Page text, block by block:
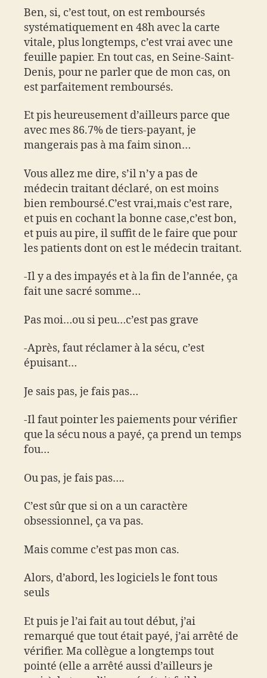
Ben, si, c’est tout, on est remboursés
systématiquement en 48h avec la carte
vitale, plus longtemps, c’est vrai avec une
feuille papier. En tout cas, en Seine-Saint-
Denis, pour ne parler que de mon cas, on
est parfaitement remboursés.
Et pis heureusement d’ailleurs parce que
avec mes 86.7% de tiers-payant, je
mangerais pas à ma faim sinon…
Vous allez me dire, s’il n’y a pas de
médecin traitant déclaré, on est moins
bien remboursé.C’est vrai,mais c’est rare,
et puis en cochant la bonne case,c’est bon,
et puis au pire, il suffit de le faire que pour
les patients dont on est le médecin traitant.
-Il y a des impayés et à la fin de l’année, ça
fait une sacré somme…
Pas moi…ou si peu…c’est pas grave
-Après, faut réclamer à la sécu, c’est
épuisant…
Je sais pas, je fais pas…
-Il faut pointer les paiements pour vérifier
que la sécu nous a payé, ça prend un temps
fou…
Ou pas, je fais pas….
C’est sûr que si on a un caractère
obsessionnel, ça va pas.
Mais comme c’est pas mon cas.
Alors, d’abord, les logiciels le font tous
seuls
Et puis je l’ai fait au tout début, j’ai
remarqué que tout était payé, j’ai arrêté de
vérifier. Ma collègue a longtemps tout
pointé (elle a arrêté aussi d’ailleurs je